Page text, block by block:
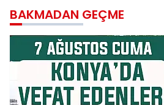
BAKMADAN GEÇME